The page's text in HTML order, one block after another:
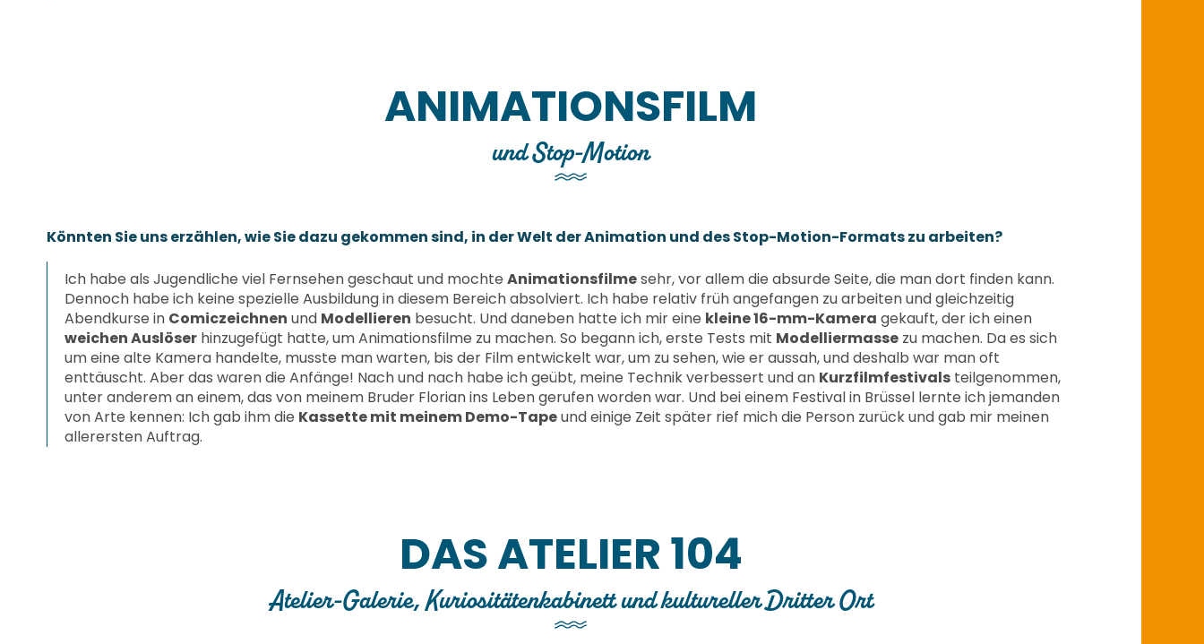
ANIMATIONSFILM
und Stop-Motion
Könnten Sie uns erzählen, wie Sie dazu gekommen sind, in der Welt der Animation und des Stop-Motion-Formats zu arbeiten?
Ich habe als Jugendliche viel Fernsehen geschaut und mochte Animationsfilmesehr, vor allem die absurde Seite, die man dort finden kann.
Dennoch habe ich keine spezielle Ausbildung in diesem Bereich absolviert. Ich habe relativ früh angefangen zu arbeiten und gleichzeitig
Abendkurse in Comiczeichnen und Modellieren besucht. Und daneben hatte ich mir eine kleine 16-mm-Kamera gekauft, der ich einen
weichen Auslöser hinzugefügt hatte, um Animationsfilme zu machen. So begann ich, erste Tests mit Modelliermasse zu machen. Da es sich
um eine alte Kamera handelte, musste man warten, bis der Film entwickelt war, um zu sehen, wie er aussah, und deshalb war man oft
enttäuscht. Aber das waren die Anfänge! Nach und nach habe ich geübt, meine Technik verbessert und an Kurzfilmfestivals teilgenommen,
unter anderem an einem, das von meinem Bruder Florian ins Leben gerufen worden war. Und bei einem Festival in Brüssel lernte ich jemanden
von Arte kennen: Ich gab ihm die Kassette mit meinem Demo-Tapeund einige Zeit später rief mich die Person zurück und gab mir meinen
allerersten Auftrag.
DAS ATELIER 104
Atelier-Galerie, Kuriositätenkabinett und kultureller Dritter Ort